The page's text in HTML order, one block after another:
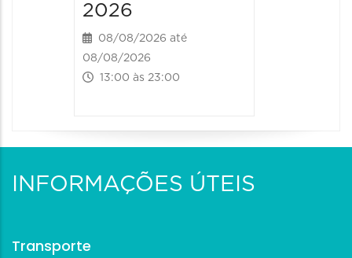
2026
08/08/2026 até
08/08/2026
13:00 às 23:00
INFORMAÇÕES ÚTEIS
Transporte